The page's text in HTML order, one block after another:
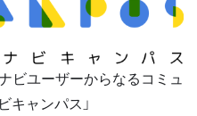
ビユーザーからなるコミュ
キャンパス」